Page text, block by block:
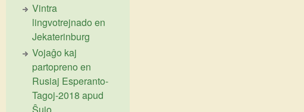
Vintra
lingvotrejnado en
Jekaterinburg
Vojaĝo kaj
partopreno en
Rusiaj Esperanto-
Tagoj-2018 apud
Ŝujo